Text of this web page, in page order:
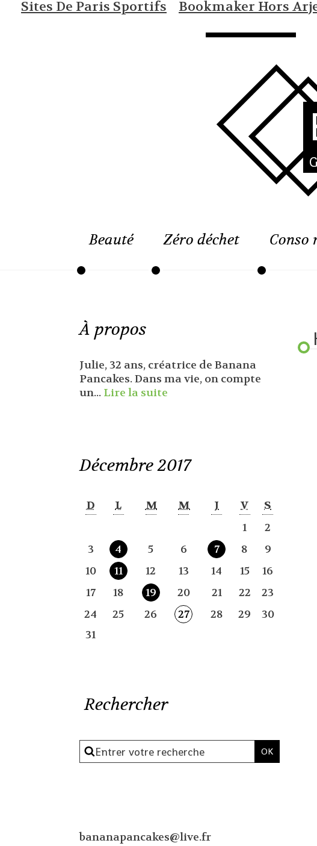
Sites De Paris Sportifs Bookmaker Hors
Beauté Zéro déchet Conso
À propos
Julie, 32 ans, créatrice de Banana
Pancakes. Dans ma vie, on compte
un... Lire la suite
Décembre 2017
D L M M J V
S
1
2
3
4 5 6 7 8
9
10
11 12 13 14 15
16
17
18 19 20 21 22
23
24
25 26 27 28 29
30
31
Rechercher
bananapancakes@live.fr